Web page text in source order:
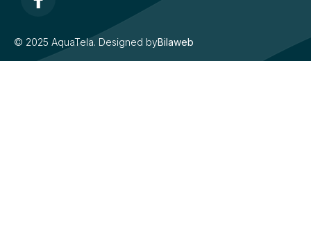
© 2025 AquaTela. Designed byBilaweb